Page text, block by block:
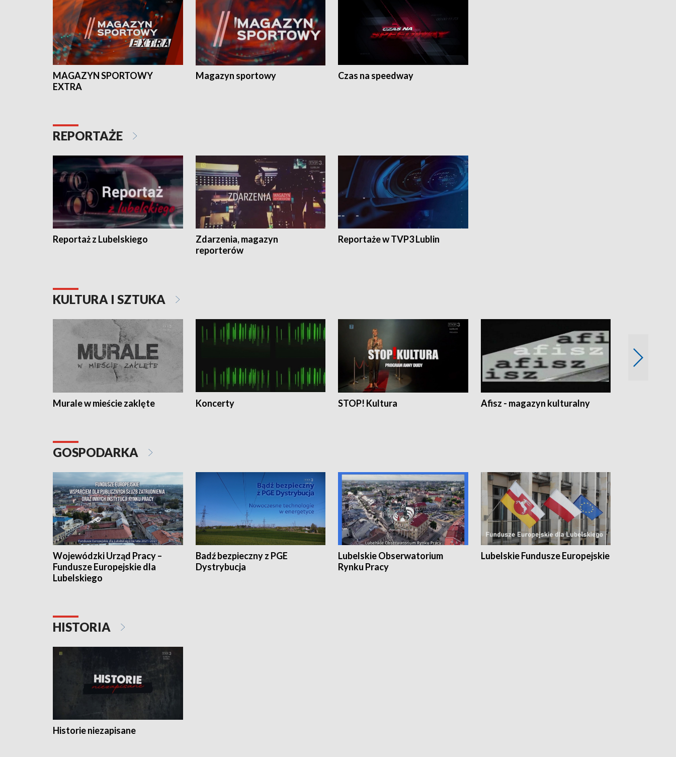
MAGAZYN SPORTOWY
EXTRA
Magazyn sportowy Czas na speedway
REPORTAŻE
Reportaż z Lubelskiego
Zdarzenia, magazyn
reporterów
Reportaże w TVP3 Lublin
KULTURA I SZTUKA
Murale w mieście zaklęte Koncerty STOP! Kultura Afisz - magazyn kulturalny
GOSPODARKA
Wojewódzki Urząd Pracy –
Fundusze Europejskie dla
Lubelskiego
Badź bezpieczny z PGE
Dystrybucja
Lubelskie Obserwatorium
Rynku Pracy
Lubelskie Fundusze Europejskie
HISTORIA
Historie niezapisane